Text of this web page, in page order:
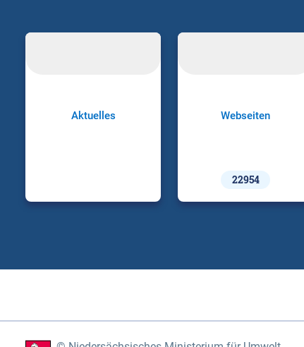
Aktuelles Webseiten
22954